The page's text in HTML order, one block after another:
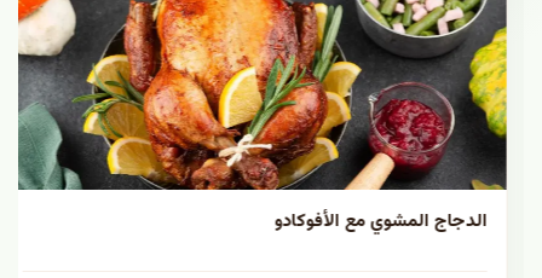
الدجاج المشوي مع الأفوكادو